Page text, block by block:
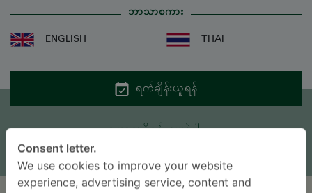
ဘာသာစကား
ENGLISH
THAI
ရက်ချိန်းယူရန်
မေးစရာရှိရင် မေးခဲ့ပါ။
* လူကြီးမင်း၏ စုံစမ်းမေးမြန်းမှုကိုလူနာအထောက်အကူပြုဌာနမှ အကြောင်းပြန်ကြားပေးပါမည်။
Consent letter.
We use cookies to improve your website
experience, advertising service, content and